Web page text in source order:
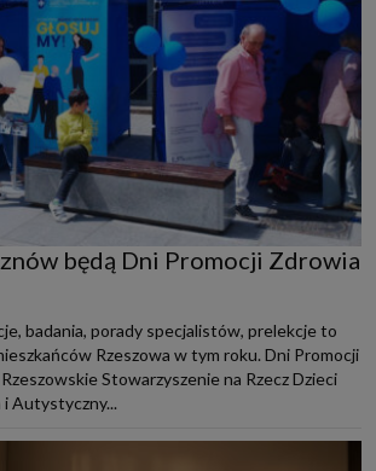
będą Dni Promocji Zdrowia
badania, porady specjalistów, prelekcje to
Rzeszowa w tym roku. Dni Promocji
Stowarzyszenie na Rzecz Dzieci
Autystyczny...